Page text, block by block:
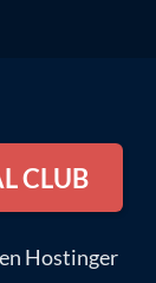
CLUB
Hostinger